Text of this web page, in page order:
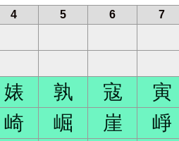
4 5 6 7
婊 孰 寇 寅
崎 崛 崖 崢